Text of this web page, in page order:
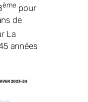
ème pour
de
La
années